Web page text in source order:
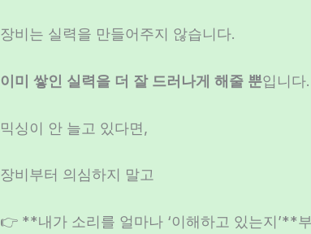
장비는 실력을 만들어주지 않습니다.
이미 쌓인 실력을 더 잘 드러나게 해줄 뿐입니다.
믹싱이 안 늘고 있다면,
장비부터 의심하지 말고
👉 **내가 소리를 얼마나 ‘이해하고 있는지’**